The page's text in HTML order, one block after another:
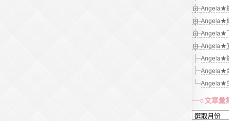
Angela★
Angela★
Angela★
Angela★
Angela★
Angela★
Angela★
文章彙
文